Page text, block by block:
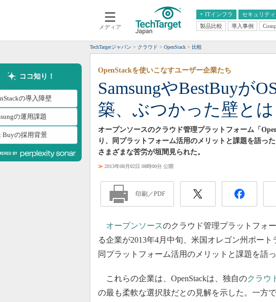
メディア
ITインフラ
クラウド
スマートモバイル
ネットワーク
システム運用管理
セキュリティ
エンタープライズAI
ERP
CX
情報系システム
経
製品比較 導入事例
TechTargetジャパン クラウド OpenStack 比較
ココ知り！
の導入障壁
の運用課題
Buyの採用背景
SamsungやBestBuyが
築、ぶつかった壁とは
OpenStackを使いこなすユーザー企業たち
オープンソースのクラウド管理プラットフォーム「
り、同プラットフォーム活用のメリットと課題を語っ
さまざまな苦労が垣間見られた。
≫ 2013年08月02日 08時00分 公開
印刷／PDF
オープンソースのクラウド管理プラットフォ
る企業が2013年4月中旬、米国オレゴン州ポート
同プラットフォーム活用のメリットと課題を語っ
これらの企業は、OpenStackは、独自のクラウ
の最も柔軟な選択肢だとの見解を示した。一方